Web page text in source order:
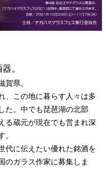
。
賀県。
、この地に暮らす人々は多
た。中でも琵琶湖の北部
る蔵元が現在でも営まれ深
。
代に伝えたい優れた銘酒を
のガラス作家に募集しま